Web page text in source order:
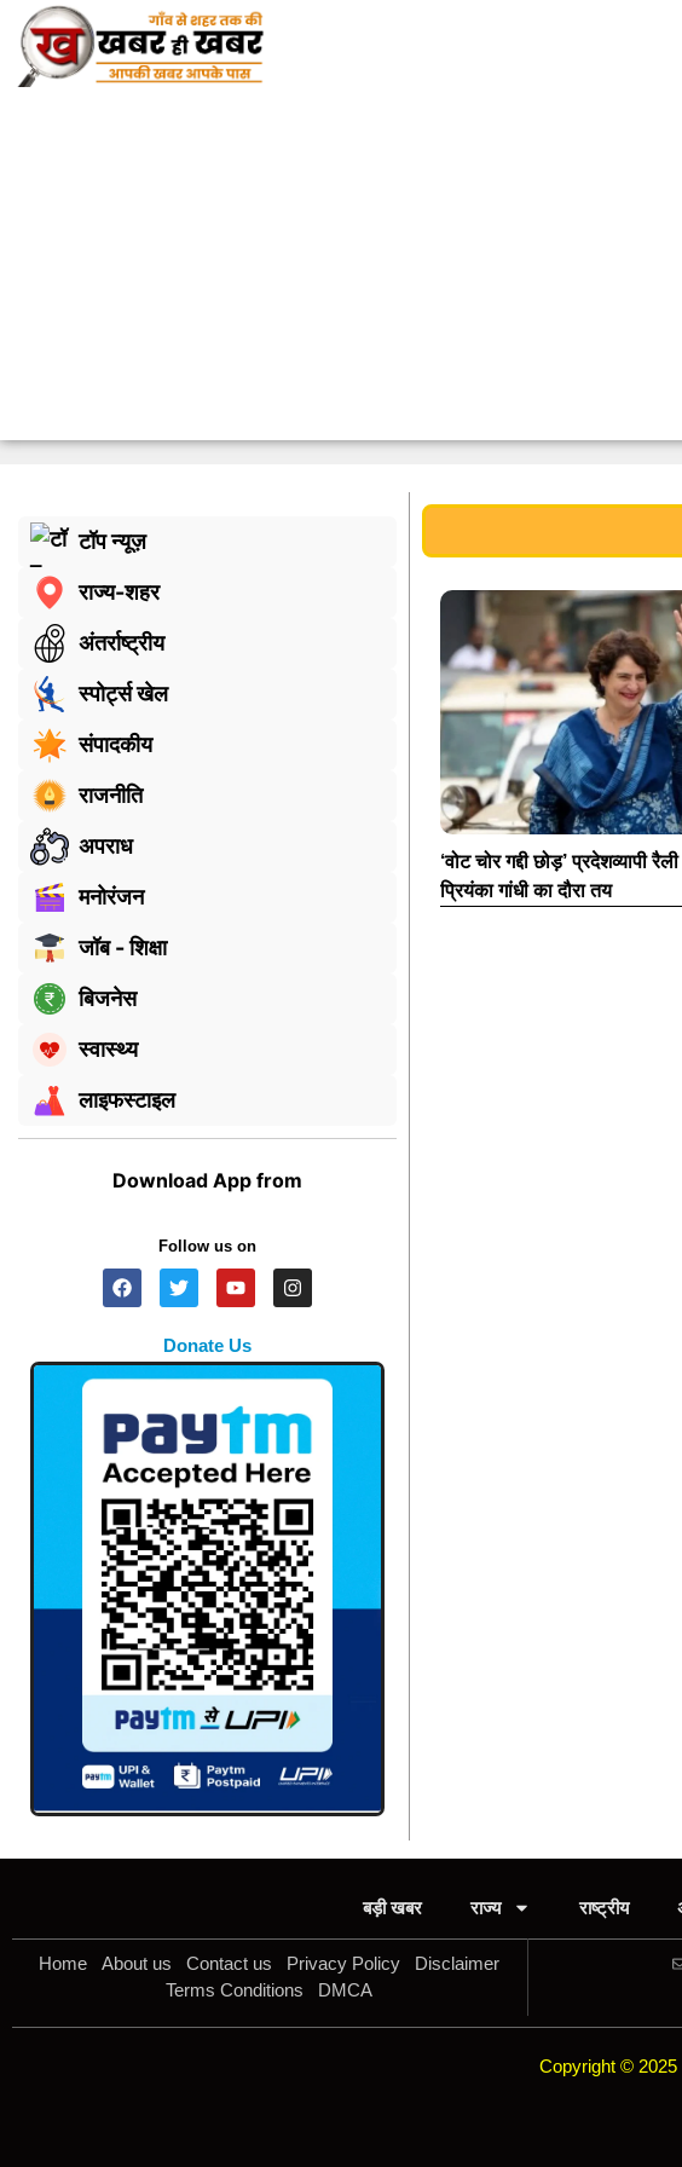
टॉप न्यूज़
राज्य-शहर
अंतर्राष्ट्रीय
स्पोर्ट्स खेल
संपादकीय
राजनीति
अपराध
मनोरंजन
जॉब - शिक्षा
बिजनेस
स्वास्थ्य
लाइफस्टाइल
Download App from
Follow us on
Donate Us
‘वोट चोर गद्दी छोड़’ प्रदेशव्यापी
प्रियंका गांधी का दौरा तय
बड़ी खबर राज्य राष्ट्रीय
Home About us Contact us Privacy Policy
Disclaimer
Terms Conditions
DMCA
Copyright © 2025